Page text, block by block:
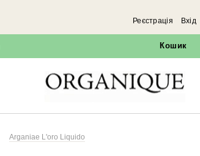
Реєстрація Вхід
Кошик
Arganiae L'oro Liquido